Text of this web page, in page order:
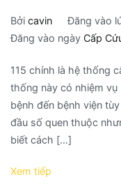
Bởi cavin Đăng vào
Đăng vào ngày Cấp
115 chính là hệ thống
thống này có nhiệm
bệnh đến bệnh viện
đầu số quen thuộc
biết cách […]
Xem tiếp